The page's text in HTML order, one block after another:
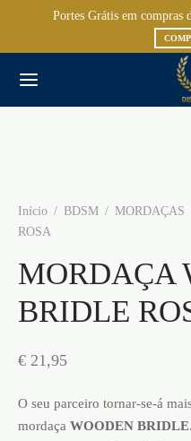
Portes Grátis em compras
Início / BDSM / MORDAÇAS
ROSA
MORDAÇA
BRIDLE
€ 21,95
O seu parceiro tornar-se-á
mordaça WOODEN BRIDLE